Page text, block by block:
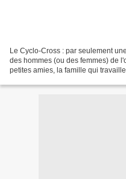
Le Cyclo-Cross : par seulement
des hommes (ou des femmes) de
petites amies, la famille qui